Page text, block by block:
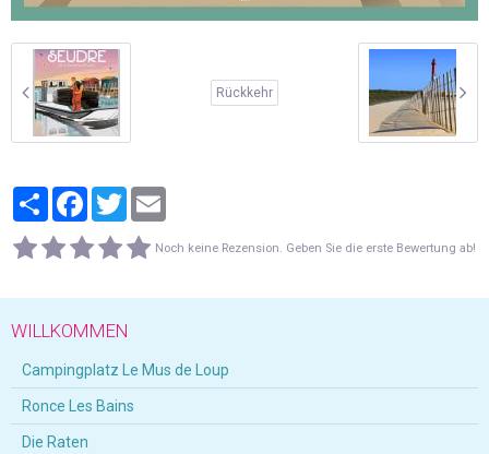
Rückkehr
PartagerFacebook
Twitter
Noch keine Rezension. Geben Sie die erste Bewertung ab!
WILLKOMMEN
Campingplatz Le Mus de Loup
Ronce Les Bains
Die Raten